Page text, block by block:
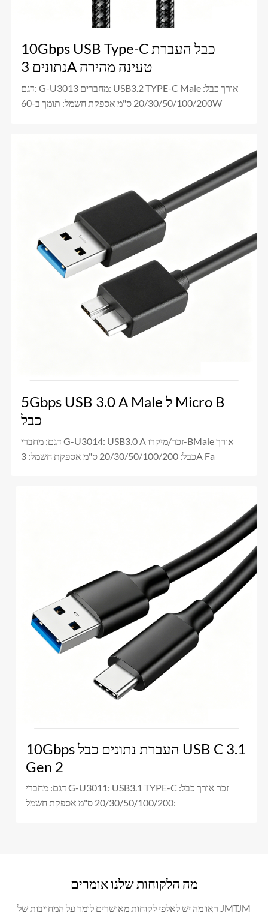
10Gbps USB Type-C כבל העברת
נתונים 3A טעינה מהירה
דגם: G-U3013 מחברים: USB3.2 TYPE-C Male אורך כבל:
20/30/50/100/200 ס"מ אספקת חשמל: תומך ב-60W
5Gbps USB 3.0 A Male ל Micro B
כבל
דגם: מחברי G-U3014: USB3.0 A זכר/מיקרו-BMale אורך
כבל: 20/30/50/100/200 ס"מ אספקת חשמל: 3A Fa
10Gbps העברת נתונים כבל USB C 3.1
Gen 2
דגם: מחברי G-U3011: USB3.1 TYPE-C זכר אורך כבל:
20/30/50/100/200 ס"מ אספקת חשמל:
מה הלקוחות שלנו אומרים
ראו מה יש לאלפי לקוחות מאושרים לומר על המחויבות של JMTJM